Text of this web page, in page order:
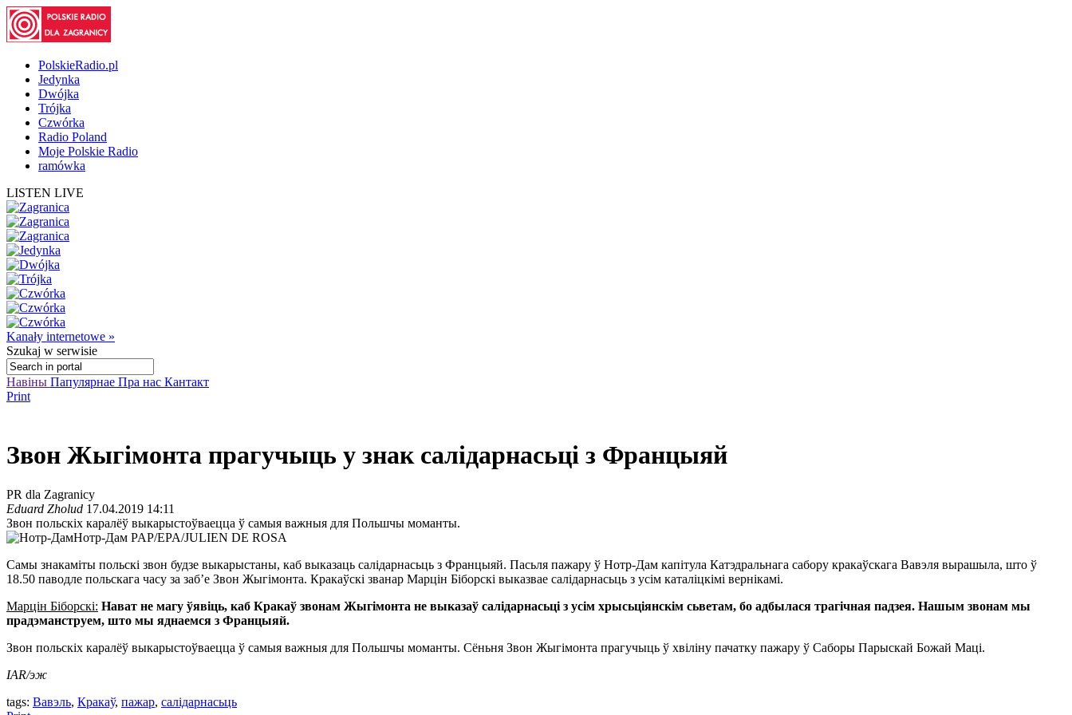
PolskieRadio.pl
Jedynka
Dwójka
Trójka
Czwórka
Radio Poland
Moje Polskie Radio
ramówka
LISTEN LIVE
Kanały internetowe »
Szukaj w serwisie
Навіны Папулярнае Пра нас Кантакт
Print
Звон Жыгімонта прагучыць у знак салідарнасьці з Францыяй
PR dla Zagranicy
Eduard Zholud 17.04.2019 14:11
Звон польскіх каралёў выкарыстоўваецца ў самыя важныя для Польшчы моманты.
Нотр-Дам PAP/EPA/JULIEN DE ROSA
Самы знакаміты польскі звон будзе выкарыстаны, каб выказаць салідарнасьць з Францыяй. Пасьля пажару ў Нотр-Дам капітула Катэдральнага сабору кракаўскага Вавэля вырашыла, што ў
18.50 паводле польскага часу за заб’е Звон Жыгімонта. Кракаўскі званар Марцін Біборскі выказвае салідарнасьць з усім каталіцкімі вернікамі.
Марцін Біборскі: Нават не магу ўявіць, каб Кракаў звонам Жыгімонта не выказаў салідарнасьці з усім хрысьціянскім сьветам, бо адбылася трагічная падзея. Нашым звонам мы
прадэманструем, што мы яднаемся з Францыяй.
Звон польскіх каралёў выкарыстоўваецца ў самыя важныя для Польшчы моманты. Сёньня Звон Жыгімонта прагучыць ў хвіліну пачатку пажару ў Саборы Парыскай Божай Маці.
IAR/эж
tags: Вавэль, Кракаў, пажар, салідарнасьць